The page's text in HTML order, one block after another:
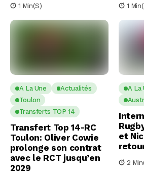
1 Min(s) 1
A La Une
Actualités
Toulon
Transferts TOP 14
Transfert Top 14-RC
Toulon: Oliver Cowie
prolonge son contrat
avec le RCT jusqu’en
2029
A La
et
2